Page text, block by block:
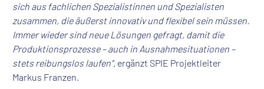
sich aus fachlichen Spezialistinnen und Spezialisten
zusammen, die äußerst innovativ und flexibel sein müssen.
Immer wieder sind neue Lösungen gefragt, damit die
Produktionsprozesse – auch in Ausnahmesituationen –
stets reibungslos laufen“, ergänzt SPIE Projektleiter
Markus Franzen.